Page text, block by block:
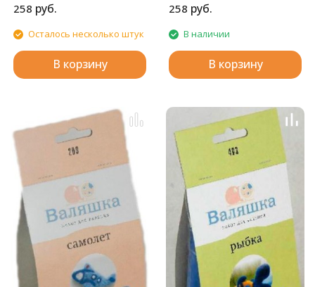
258 руб.
Осталось несколько штук
В корзину
258 руб.
В наличии
В корзину